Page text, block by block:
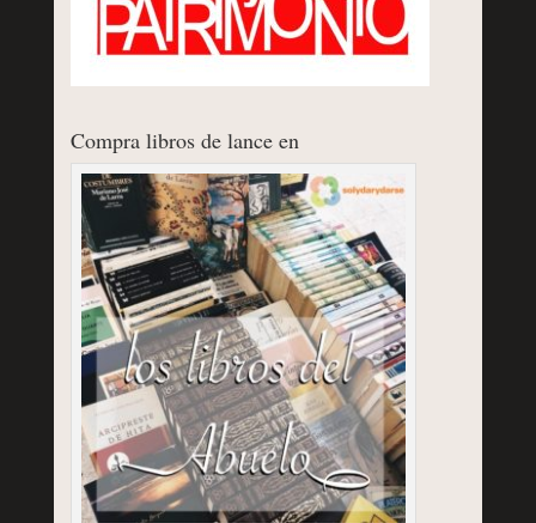
Compra libros de lance en